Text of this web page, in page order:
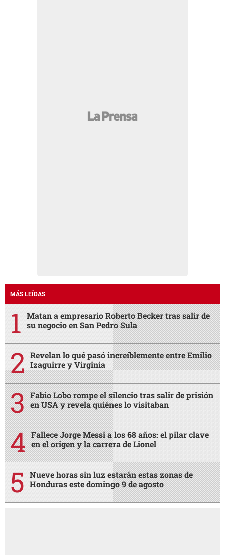
MÁS LEÍDAS
Matan a empresario Roberto Becker tras salir de
su negocio en San Pedro Sula
Revelan lo qué pasó increíblemente entre Emilio
Izaguirre y Virginia
Fabio Lobo rompe el silencio tras salir de prisión
en USA y revela quiénes lo visitaban
Fallece Jorge Messi a los 68 años: el pilar clave
en el origen y la carrera de Lionel
Nueve horas sin luz estarán estas zonas de
Honduras este domingo 9 de agosto